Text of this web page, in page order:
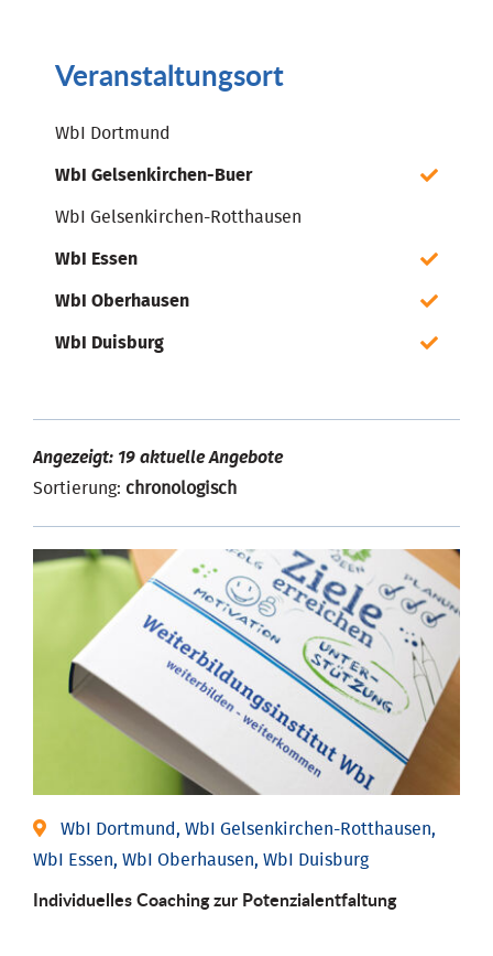
Veranstaltungsort
WbI Dortmund
WbI Gelsenkirchen-Buer
WbI Gelsenkirchen-Rotthausen
WbI Essen
WbI Oberhausen
WbI Duisburg
Angezeigt: 19 aktuelle Angebote
Sortierung: chronologisch
WbI Dortmund, WbI Gelsenkirchen-Rotthausen,
WbI Essen, WbI Oberhausen, WbI Duisburg
Individuelles Coaching zur Potenzialentfaltung